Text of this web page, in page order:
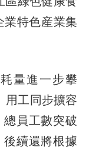
業特色産業集
量進一步攀
用工同步擴容
員工數突破
後續還將根據